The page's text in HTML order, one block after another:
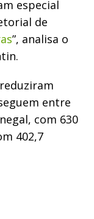
especial
de
”, analisa o
entre
com 630
402,7